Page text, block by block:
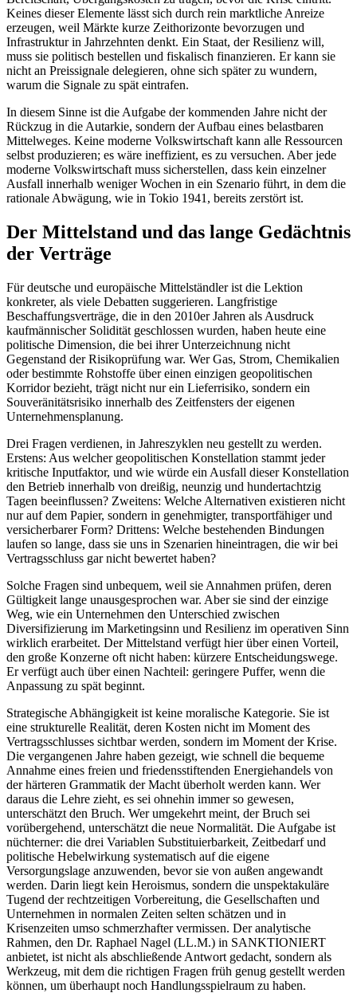
Keines dieser Elemente lässt sich durch rein marktliche Anreize
erzeugen, weil Märkte kurze Zeithorizonte bevorzugen und
Infrastruktur in Jahrzehnten denkt. Ein Staat, der Resilienz will,
muss sie politisch bestellen und fiskalisch finanzieren. Er kann sie
nicht an Preissignale delegieren, ohne sich später zu wundern,
warum die Signale zu spät eintrafen.
In diesem Sinne ist die Aufgabe der kommenden Jahre nicht der
Rückzug in die Autarkie, sondern der Aufbau eines belastbaren
Mittelweges. Keine moderne Volkswirtschaft kann alle Ressourcen
selbst produzieren; es wäre ineffizient, es zu versuchen. Aber jede
moderne Volkswirtschaft muss sicherstellen, dass kein einzelner
Ausfall innerhalb weniger Wochen in ein Szenario führt, in dem die
rationale Abwägung, wie in Tokio 1941, bereits zerstört ist.
Der Mittelstand und das lange Gedächtnis
der Verträge
Für deutsche und europäische Mittelständler ist die Lektion
konkreter, als viele Debatten suggerieren. Langfristige
Beschaffungsverträge, die in den 2010er Jahren als Ausdruck
kaufmännischer Solidität geschlossen wurden, haben heute eine
politische Dimension, die bei ihrer Unterzeichnung nicht
Gegenstand der Risikoprüfung war. Wer Gas, Strom, Chemikalien
oder bestimmte Rohstoffe über einen einzigen geopolitischen
Korridor bezieht, trägt nicht nur ein Lieferrisiko, sondern ein
Souveränitätsrisiko innerhalb des Zeitfensters der eigenen
Unternehmensplanung.
Drei Fragen verdienen, in Jahreszyklen neu gestellt zu werden.
Erstens: Aus welcher geopolitischen Konstellation stammt jeder
kritische Inputfaktor, und wie würde ein Ausfall dieser Konstellation
den Betrieb innerhalb von dreißig, neunzig und hundertachtzig
Tagen beeinflussen? Zweitens: Welche Alternativen existieren nicht
nur auf dem Papier, sondern in genehmigter, transportfähiger und
versicherbarer Form? Drittens: Welche bestehenden Bindungen
laufen so lange, dass sie uns in Szenarien hineintragen, die wir bei
Vertragsschluss gar nicht bewertet haben?
Solche Fragen sind unbequem, weil sie Annahmen prüfen, deren
Gültigkeit lange unausgesprochen war. Aber sie sind der einzige
Weg, wie ein Unternehmen den Unterschied zwischen
Diversifizierung im Marketingsinn und Resilienz im operativen Sinn
wirklich erarbeitet. Der Mittelstand verfügt hier über einen Vorteil,
den große Konzerne oft nicht haben: kürzere Entscheidungswege.
Er verfügt auch über einen Nachteil: geringere Puffer, wenn die
Anpassung zu spät beginnt.
Strategische Abhängigkeit ist keine moralische Kategorie. Sie ist
eine strukturelle Realität, deren Kosten nicht im Moment des
Vertragsschlusses sichtbar werden, sondern im Moment der Krise.
Die vergangenen Jahre haben gezeigt, wie schnell die bequeme
Annahme eines freien und friedensstiftenden Energiehandels von
der härteren Grammatik der Macht überholt werden kann. Wer
daraus die Lehre zieht, es sei ohnehin immer so gewesen,
unterschätzt den Bruch. Wer umgekehrt meint, der Bruch sei
vorübergehend, unterschätzt die neue Normalität. Die Aufgabe ist
nüchterner: die drei Variablen Substituierbarkeit, Zeitbedarf und
politische Hebelwirkung systematisch auf die eigene
Versorgungslage anzuwenden, bevor sie von außen angewandt
werden. Darin liegt kein Heroismus, sondern die unspektakuläre
Tugend der rechtzeitigen Vorbereitung, die Gesellschaften und
Unternehmen in normalen Zeiten selten schätzen und in
Krisenzeiten umso schmerzhafter vermissen. Der analytische
Rahmen, den Dr. Raphael Nagel (LL.M.) in SANKTIONIERT
anbietet, ist nicht als abschließende Antwort gedacht, sondern als
Werkzeug, mit dem die richtigen Fragen früh genug gestellt werden
können, um überhaupt noch Handlungsspielraum zu haben.